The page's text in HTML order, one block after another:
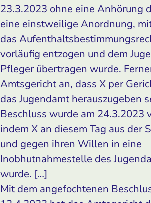
23.3.2023 ohne eine Anhörung
eine einstweilige Anordnung,
das
vorläufig entzogen und dem
Pfleger übertragen wurde.
Amtsgericht an, dass X per
das Jugendamt herauszugeben
Beschluss wurde am 24.3.2023
indem X an diesem Tag aus der
und gegen ihren Willen in eine
Inobhutnahmestelle des
wurde. […]
Mit dem angefochtenen